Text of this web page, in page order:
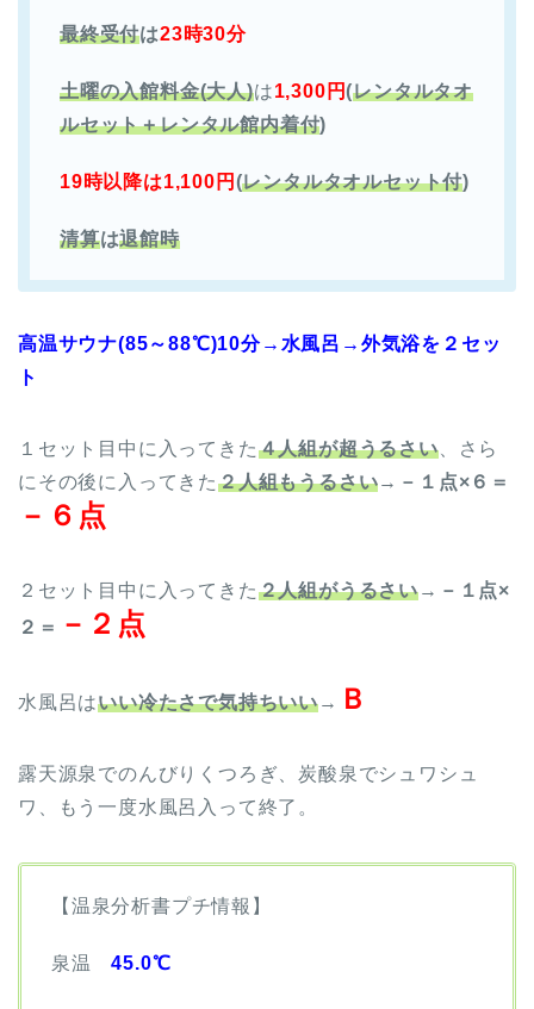
最終受付は23時30分
土曜の入館料金(大人)は1,300円(レンタルタオ
ルセット＋レンタル館内着付)
19時以降は1,100円 (レンタルタオルセット付)
清算は退館時
高温サウナ(85～88℃)10分→水風呂→外気浴を２セッ
ト
１セット目中に入ってきた４人組が超うるさい、さら
にその後に入ってきた２人組もうるさい→ －１点×６＝
－６点
２セット目中に入ってきた２人組がうるさい→ －１点×
２＝ －２点
水風呂はいい冷たさで気持ちいい→ Ｂ
露天源泉でのんびりくつろぎ、炭酸泉でシュワシュ
ワ、もう一度水風呂入って終了。
【温泉分析書プチ情報】
泉温45.0℃